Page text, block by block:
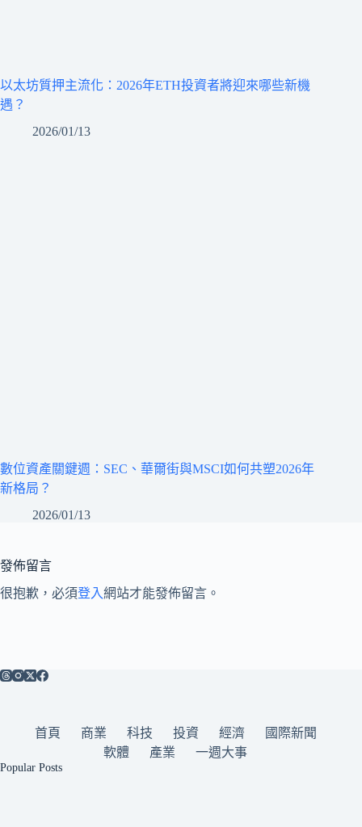
以太坊質押主流化：2026年ETH投資者將迎來哪些新機
遇？
2026/01/13
數位資產關鍵週：SEC、華爾街與MSCI如何共塑2026年
新格局？
2026/01/13
發佈留言
很抱歉，必須登入網站才能發佈留言。
首頁 商業 科技 投資 經濟
國際新聞
軟體
產業 一週大事
Popular Posts